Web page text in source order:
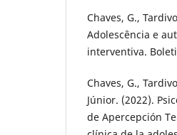
Chaves, G.,
Adolescência e
interventiva.
Chaves, G.,
Júnior. (2022).
de Apercepción